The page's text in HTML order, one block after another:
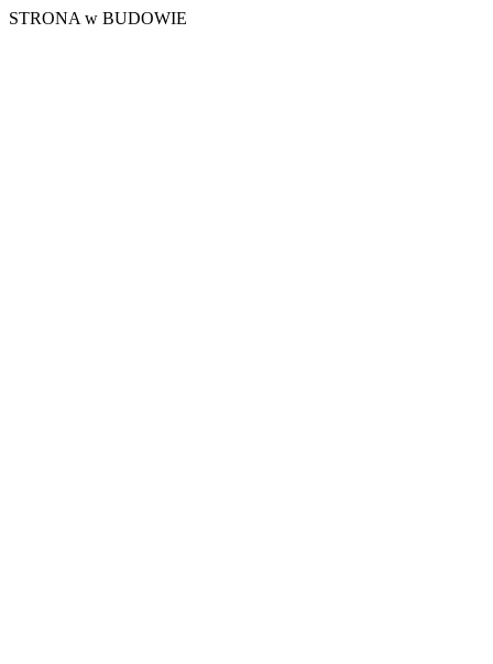
STRONA w BUDOWIE